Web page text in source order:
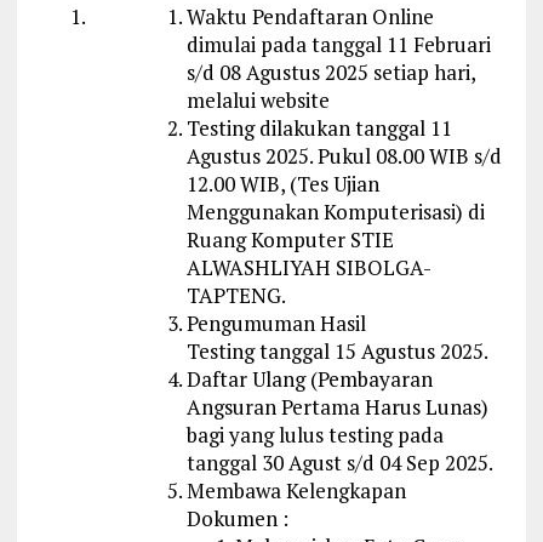
Waktu Pendaftaran Online
dimulai pada tanggal 11 Februari
s/d 08 Agustus 2025 setiap hari,
melalui website
Testing dilakukan tanggal 11
Agustus 2025. Pukul 08.00 WIB s/d
12.00 WIB, (Tes Ujian
Menggunakan Komputerisasi) di
Ruang Komputer STIE
ALWASHLIYAH SIBOLGA-
TAPTENG.
Pengumuman Hasil
Testing tanggal 15 Agustus 2025.
Daftar Ulang (Pembayaran
Angsuran Pertama Harus Lunas)
bagi yang lulus testing pada
tanggal 30 Agust s/d 04 Sep 2025.
Membawa Kelengkapan
Dokumen :